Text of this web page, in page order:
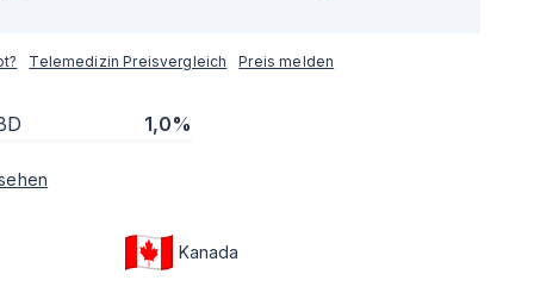
Telemedizin Preisvergleich Preis melden
1,0%
Kanada